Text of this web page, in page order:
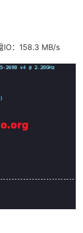
：158.3 MB/s